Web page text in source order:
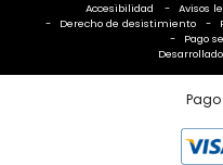
Accesibilidad Avisos
Derecho de desistimiento
Pago